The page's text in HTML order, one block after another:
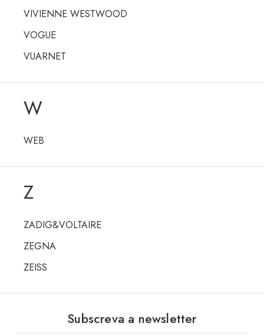
VIVIENNE WESTWOOD
VOGUE
VUARNET
W
WEB
Z
ZADIG&VOLTAIRE
ZEGNA
ZEISS
Subscreva a newsletter